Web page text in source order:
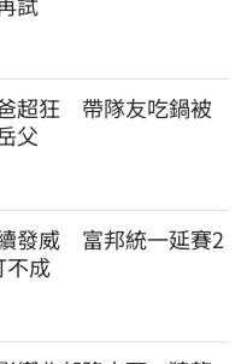
超狂　帶隊友吃鍋被
父
發威　富邦統一延賽2
不成